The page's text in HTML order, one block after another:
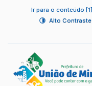
Ir para o conteúdo [1]
Alto Contraste|